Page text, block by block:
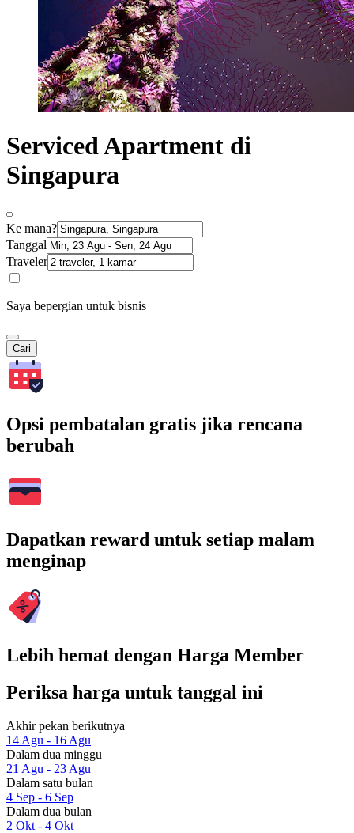
Serviced Apartment di
Singapura
Ke mana?
Tanggal
Traveler
Saya bepergian untuk bisnis
Cari
Opsi pembatalan gratis jika rencana
berubah
Dapatkan reward untuk setiap malam
menginap
Lebih hemat dengan Harga Member
Periksa harga untuk tanggal ini
Akhir pekan berikutnya
14 Agu - 16 Agu
Dalam dua minggu
21 Agu - 23 Agu
Dalam satu bulan
4 Sep - 6 Sep
Dalam dua bulan
2 Okt - 4 Okt